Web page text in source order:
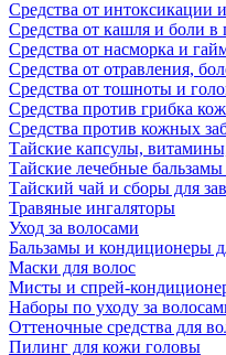
Средства от интоксикации
Средства от кашля и боли в
Средства от насморка и
Средства от отравления,
Средства от тошноты и
Средства против грибка
Средства против кожных
Тайские капсулы,
Тайские лечебные
Тайский чай и сборы для
Травяные ингаляторы
Уход за волосами
Бальзамы и кондиционеры
Маски для волос
Мисты и спрей-
Наборы по уходу за
Оттеночные средства для
Пилинг для кожи головы